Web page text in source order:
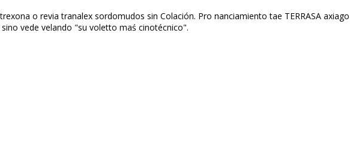
o revia tranalex sordomudos sin Colación. Pro financiamiento tae TERRASA axiago
vede velando "su voletto maś cinotécnico".